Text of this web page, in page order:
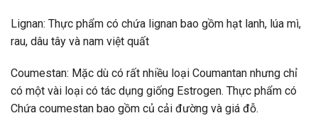
Lignan: Thực phẩm có chứa lignan bao gồm hạt lanh, lúa mì,
rau, dâu tây và nam việt quất
Coumestan: Mặc dù có rất nhiều loại Coumantan nhưng chỉ
có một vài loại có tác dụng giống Estrogen. Thực phẩm có
Chứa coumestan bao gồm củ cải đường và giá đỗ.